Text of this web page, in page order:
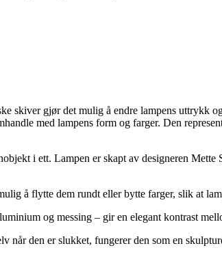
skiver gjør det mulig å endre lampens uttrykk
med lampens form og farger. Den
i ett. Lampen er skapt av designeren
å flytte dem rundt eller bytte farger, slik at
og messing – gir en elegant kontrast
når den er slukket, fungerer den som en